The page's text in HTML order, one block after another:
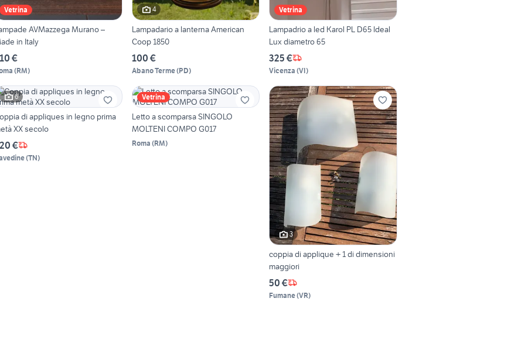
Vetrina
AVMazzega Murano –
in Italy
€
(RM)
4
Lampadario a lanterna American
Coop 1850
100 €
Abano Terme(PD)
Vetrina
Lampadrio a led Karol PL D65 Ideal
Lux diametro 65
325 €
Vicenza (VI)
6
di appliques in legno prima
metà XX secolo
€
(TN)
Vetrina
Letto a scomparsa SINGOLO
MOLTENI COMPO G017
Roma (RM)
3
coppia di applique + 1 di dimensioni
maggiori
50 €
Fumane(VR)